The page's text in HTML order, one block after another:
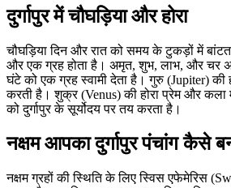
दुर्गापुर में चौघड़िया और होरा
चौघड़िया दिन और रात को समय के टुकड़ों में
और एक ग्रह होता है। अमृत, शुभ, लाभ, और चर
घंटे को एक ग्रह स्वामी देता है। गुरु (Jupiter) की
करती है। शुक्र (Venus) की होरा प्रेम और कला
को दुर्गापुर के सूर्योदय पर तय करता है।
नक्षम आपका दुर्गापुर पंचांग कैसे
नक्षम ग्रहों की स्थिति के लिए स्विस एफेमेरिस